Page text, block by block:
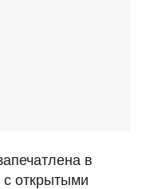
в
открытыми